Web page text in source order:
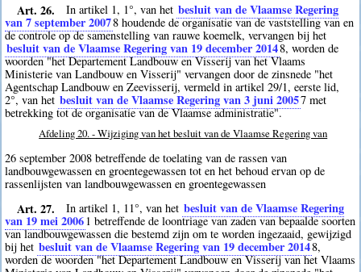
Art. 26. In artikel 1, 1°, van het besluit van de Vlaamse Regering
van 7 september 20078 houdende de organisatie van de vaststelling van en
de controle op de samenstelling van rauwe koemelk, vervangen bij het
besluit van de Vlaamse Regering van 19 december 20148, worden de
woorden "het Departement Landbouw en Visserij van het Vlaams
Ministerie van Landbouw en Visserij" vervangen door de zinsnede "het
Agentschap Landbouw en Zeevisserij, vermeld in artikel 29/1, eerste lid,
2°, van het besluit van de Vlaamse Regering van 3 juni 20057 met
betrekking tot de organisatie van de Vlaamse administratie".
Afdeling 20. - Wijziging van het besluit van de Vlaamse Regering van
26 september 2008 betreffende de toelating van de rassen van
landbouwgewassen en groentegewassen tot en het behoud ervan op de
rassenlijsten van landbouwgewassen en groentegewassen
Art. 27. In artikel 1, 11°, van het besluit van de Vlaamse Regering
van 19 mei 2006 1 betreffende de loontriage van zaden van bepaalde soorten
van landbouwgewassen die bestemd zijn om te worden ingezaaid, gewijzigd
bij het besluit van de Vlaamse Regering van 19 december 20148,
worden de woorden "het Departement Landbouw en Visserij van het Vlaams